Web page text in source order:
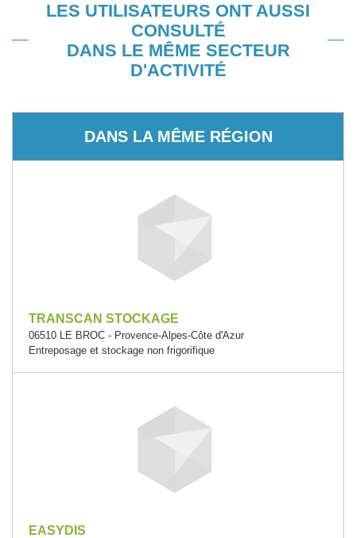
LES UTILISATEURS ONT AUSSI
CONSULTÉ
DANS LE MÊME SECTEUR
D'ACTIVITÉ
DANS LA MÊME RÉGION
TRANSCAN STOCKAGE
06510 LE BROC - Provence-Alpes-Côte d'Azur
Entreposage et stockage non frigorifique
EASYDIS